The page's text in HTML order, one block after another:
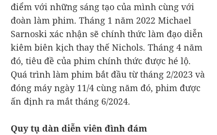
điểm với những sáng tạo của mình cùng với
đoàn làm phim. Tháng 1 năm 2022 Michael
Sarnoski xác nhận sẽ chính thức làm đạo diễn
kiêm biên kịch thay thế Nichols. Tháng 4 năm
đó, tiêu đề của phim chính thức được hé lộ.
Quá trình làm phim bắt đầu từ tháng 2/2023 và
đóng máy ngày 11/4 cùng năm đó, phim được
ấn định ra mắt tháng 6/2024.
Quy tụ dàn diễn viên đình đám